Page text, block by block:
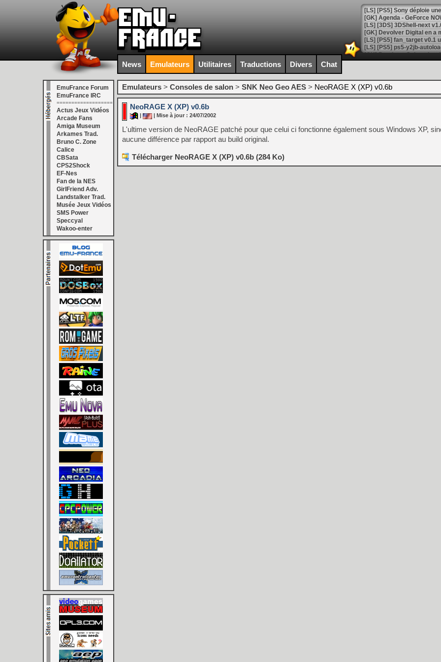
[GK] Agenda - GeForce
[GK] Devolver Digital en a
[LS] [PS5] ps5-y2jb-
[GK] Pourquoi Marvel
[GK] Test : Restory : Chill
[GK] GTA 6 : Rockstar
[GK] Hot Wheels Infinite
[GK] Mémoire cash -
[GK] Résultats Nintendo :
[GK] Déjà des
[Mo5] Brickboy cherche à
[GK] Minecraft et ses «
[GK] Beast of
[GK] Ubisoft : fin de partie
[GK] Mémoire cash -
[GK] Dan Houser (GTA)
[GK] Comment EA Sports
[GK] Crimson Moon : un
[GK] Isle of Reveries : le
[GK] Moonlighter 2 : The
[GK] Capcom relance
[Mo5] Deux inédits du
[GK] Le beat'em up The
[GK] Endless Legend 2 :
[LS] [PS5] Le WebKit
[GK] Oubliez Crazy Taxi,
[LS] [Switch] NSZ 5.0.0
[GK] No More Room in
News Emulateurs Utilitaires Traductions Divers Chat
EmuFrance Forum
EmuFrance IRC
===================
Actus Jeux Vidéos
Arcade Fans
Amiga Museum
Arkames Trad.
Bruno C. Zone
Calice
CBSata
CPS2Shock
EF-Nes
Fan de la NES
GirlFriend Adv.
Landstalker Trad.
Musée Jeux Vidéos
SMS Power
Speccyal
Wakoo-enter
Emulateurs > Consoles de salon > SNK Neo Geo AES > NeoRAGE X (XP) v0.6b
NeoRAGE X (XP) v0.6b
| Mise à jour : 24/07/2002
L'ultime version de NeoRAGE patché pour que celui ci fonctionne également sous Windows XP,
aucune différence par rapport au build original.
Télécharger NeoRAGE X (XP) v0.6b (284 Ko)